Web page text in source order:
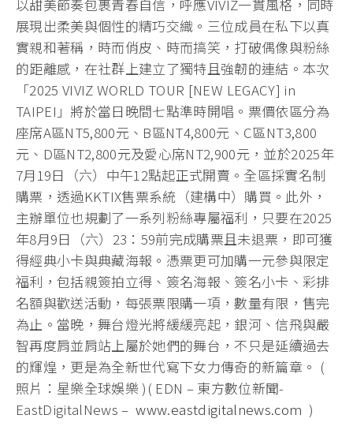
以甜美節奏包裹青春自信，呼應VIVIZ一貫風格，同時
展現出柔美與個性的精巧交織。三位成員在私下以真
實親和著稱，時而俏皮、時而搞笑，打破偶像與粉絲
的距離感，在社群上建立了獨特且強韌的連結。本次
「2025 VIVIZ WORLD TOUR [NEW LEGACY] in
TAIPEI」將於當日晚間七點準時開唱。票價依區分為
座席A區NT5,800元、B區NT4,800元、C區NT3,800
元、D區NT2,800元及愛心席NT2,900元，並於2025年
7月19日（六）中午12點起正式開賣。全區採實名制
購票，透過KKTIX售票系統（建構中）購買。此外，
主辦單位也規劃了一系列粉絲專屬福利，只要在2025
年8月9日（六）23：59前完成購票且未退票，即可獲
得經典小卡與典藏海報。憑票更可加購一元參與限定
福利，包括親簽拍立得、簽名海報、簽名小卡、彩排
名額與歡送活動，每張票限購一項，數量有限，售完
為止。當晚，舞台燈光將緩緩亮起，銀河、信飛與嚴
智再度肩並肩站上屬於她們的舞台，不只是延續過去
的輝煌，更是為全新世代寫下女力傳奇的新篇章。 (
照片：星樂全球娛樂 )( EDN – 東方數位新聞-
EastDigitalNews –www.eastdigitalnews.com )